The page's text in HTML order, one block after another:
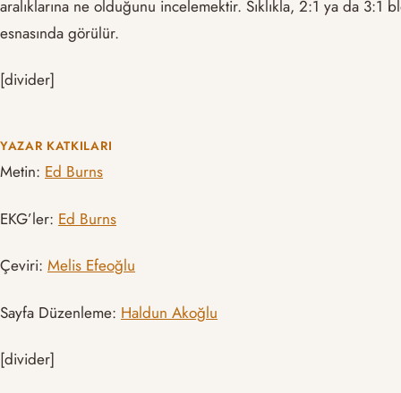
aralıklarına ne olduğunu incelemektir. Sıklıkla, 2:1 ya da 3:1
esnasında görülür.
[divider]
YAZAR KATKILARI
Metin: Ed Burns
EKG’ler: Ed Burns
Çeviri: Melis Efeoğlu
Sayfa Düzenleme: Haldun Akoğlu
[divider]